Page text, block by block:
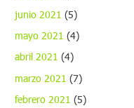
junio 2021 (5)
mayo 2021 (4)
abril 2021 (4)
marzo 2021 (7)
febrero 2021 (5)